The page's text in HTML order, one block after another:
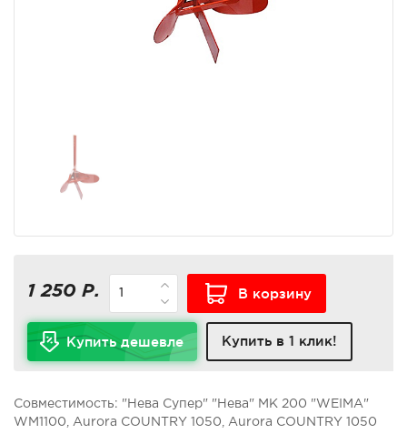
1 250 Р. В корзину
Купить дешевле Купить в 1 клик!
Совместимость: "Нева Супер" "Нева" МК 200 "WEIMA"
WM1100, Aurora COUNTRY 1050, Aurora COUNTRY 1050